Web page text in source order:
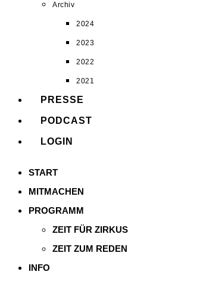
Archiv
2024
2023
2022
2021
PRESSE
PODCAST
LOGIN
START
MITMACHEN
PROGRAMM
ZEIT FÜR ZIRKUS
ZEIT ZUM REDEN
INFO